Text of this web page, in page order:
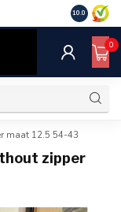
10.0
0
maat 12.5 54-43
zipper